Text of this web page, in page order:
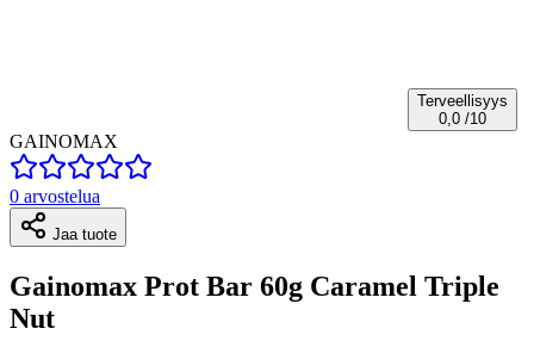
Terveellisyys
0,0 /10
GAINOMAX
0 arvostelua
Jaa tuote
Gainomax Prot Bar 60g Caramel Triple
Nut